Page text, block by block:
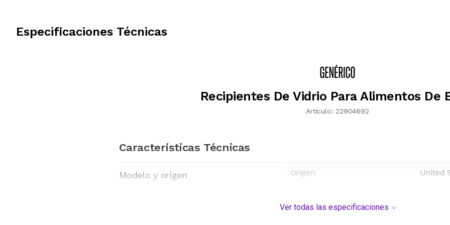
Especificaciones Técnicas
Recipientes De Vidrio Para Alimentos De
Artículo: 22904692
Características Técnicas
Modelo y origen Origen United
Ver todas las especificaciones